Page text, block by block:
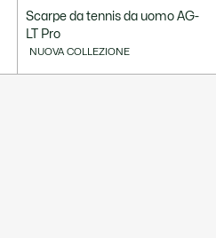
Scarpe da tennis da uomo AG-
LT Pro
NUOVA COLLEZIONE